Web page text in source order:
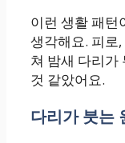
이런 생활 패턴
생각해요. 피로
쳐 밤새 다리가
것 같았어요.
다리가 붓는